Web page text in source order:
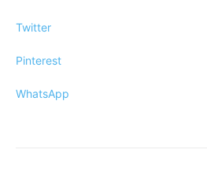
Twitter
Pinterest
WhatsApp